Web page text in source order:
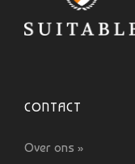
CONTACT
Over ons »